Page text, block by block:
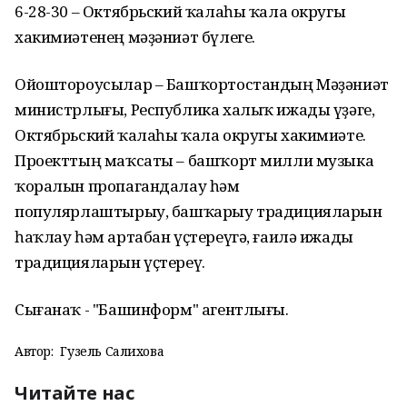
6-28-30 – Октябрьский ҡалаһы ҡала округы
хакимиәтенең мәҙәниәт бүлеге.
Ойоштороусылар – Башҡортостандың Мәҙәниәт
министрлығы, Республика халыҡ ижады үҙәге,
Октябрьский ҡалаһы ҡала округы хакимиәте.
Проекттың маҡсаты – башҡорт милли музыка
ҡоралын пропагандалау һәм
популярлаштырыу, башҡарыу традицияларын
һаҡлау һәм артабан үҫтереүгә, ғаилә ижады
традицияларын үҫтереү.
Сығанаҡ - "Башинформ" агентлығы.
Автор: Гузель Салихова
Читайте нас